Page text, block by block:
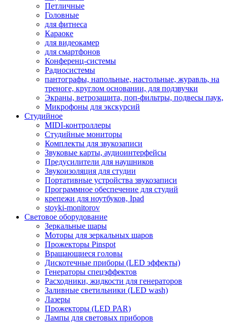
Петличные
Головные
для фитнеса
Караоке
для видеокамер
для смартфонов
Конференц-системы
Радиосистемы
пантографы, напольные, настольные, журавль, на
треноге, круглом основании, для подзвучки
Экраны, ветрозащита, поп-фильтры, подвесы паук,
Микрофоны для экскурсий
Студийное
MIDI-контроллеры
Студийные мониторы
Комплекты для звукозаписи
Звуковые карты, аудиоинтерфейсы
Предусилители для наушников
Звукоизоляция для студии
Портативные устройства звукозаписи
Программное обеспечение для студий
крепежи для ноутбуков, Ipad
stoyki-monitorov
Световое оборудование
Зеркальные шары
Моторы для зеркальных шаров
Прожекторы Pinspot
Вращающиеся головы
Дискотечные приборы (LED эффекты)
Генераторы спецэффектов
Расходники, жидкости для генераторов
Заливные светильники (LED wash)
Лазеры
Прожекторы (LED PAR)
Лампы для световых приборов